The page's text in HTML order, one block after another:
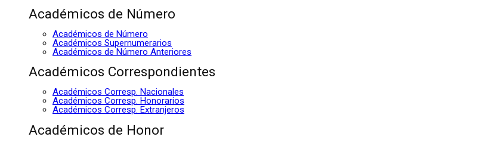
Académicos de Número
Académicos de Número
Académicos Supernumerarios
Académicos de Número Anteriores
Académicos Correspondientes
Académicos Corresp. Nacionales
Académicos Corresp. Honorarios
Académicos Corresp. Extranjeros
Académicos de Honor